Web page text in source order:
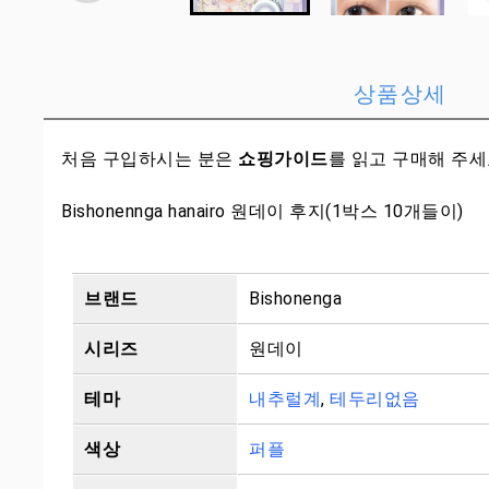
상품상세
처음 구입하시는 분은 쇼핑가이드를 읽고 구매해 주
Bishonennga hanairo 원데이 후지(1박스 10개들이)
브랜드 Bishonenga
시리즈 원데이
테마 내추럴계, 테두리없음
색상 퍼플